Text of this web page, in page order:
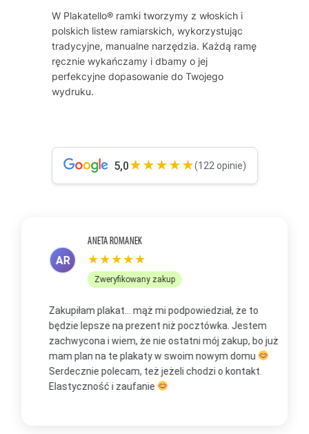
W Plakatello® ramki tworzymy z włoskich i
polskich listew ramiarskich, wykorzystując
tradycyjne, manualne narzędzia. Każdą ramę
ręcznie wykańczamy i dbamy o jej
perfekcyjne dopasowanie do Twojego
wydruku.
5,0★★★★★(122 opinie)
AR
ANETA ROMANEK
★★★★★
Zweryfikowany zakup
Zakupiłam plakat... mąż mi podpowiedział, że to
będzie lepsze na prezent niż pocztówka. Jestem
zachwycona i wiem, że nie ostatni mój zakup, bo już
mam plan na te plakaty w swoim nowym domu
Serdecznie polecam, też jeżeli chodzi o kontakt.
Elastyczność i zaufanie